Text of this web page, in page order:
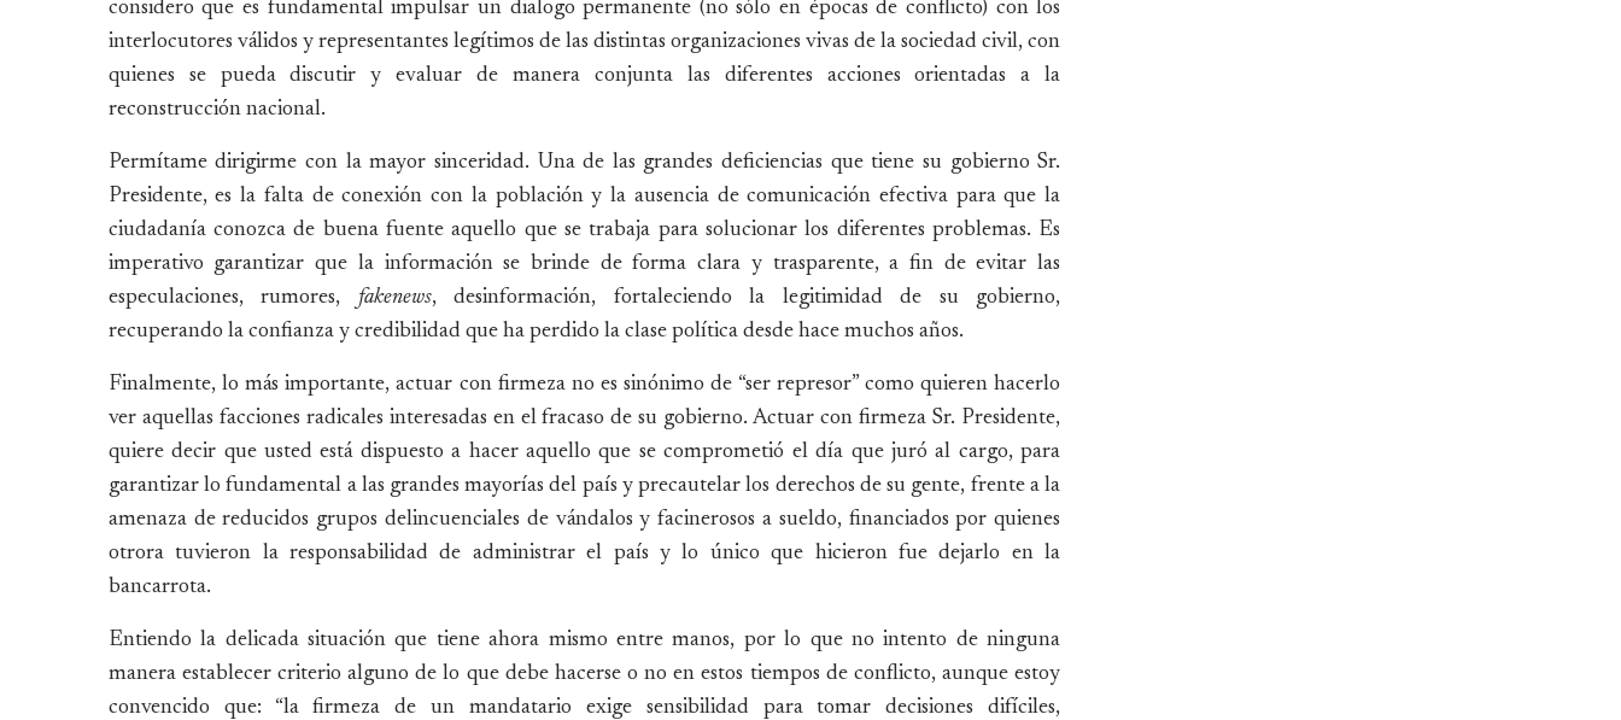
considero que es fundamental impulsar un dialogo permanente (no sólo en épocas de conflicto) con los
interlocutores válidos y representantes legítimos de las distintas organizaciones vivas de la sociedad civil, con
quienes se pueda discutir y evaluar de manera conjunta las diferentes acciones orientadas a la
reconstrucción nacional.
Permítame dirigirme con la mayor sinceridad. Una de las grandes deficiencias que tiene su gobierno Sr.
Presidente, es la falta de conexión con la población y la ausencia de comunicación efectiva para que la
ciudadanía conozca de buena fuente aquello que se trabaja para solucionar los diferentes problemas. Es
imperativo garantizar que la información se brinde de forma clara y trasparente, a fin de evitar las
especulaciones, rumores, fakenews, desinformación, fortaleciendo la legitimidad de su gobierno,
recuperando la confianza y credibilidad que ha perdido la clase política desde hace muchos años.
Finalmente, lo más importante, actuar con firmeza no es sinónimo de “ser represor” como quieren hacerlo
ver aquellas facciones radicales interesadas en el fracaso de su gobierno. Actuar con firmeza Sr. Presidente,
quiere decir que usted está dispuesto a hacer aquello que se comprometió el día que juró al cargo, para
garantizar lo fundamental a las grandes mayorías del país y precautelar los derechos de su gente, frente a la
amenaza de reducidos grupos delincuenciales de vándalos y facinerosos a sueldo, financiados por quienes
otrora tuvieron la responsabilidad de administrar el país y lo único que hicieron fue dejarlo en la
bancarrota.
Entiendo la delicada situación que tiene ahora mismo entre manos, por lo que no intento de ninguna
manera establecer criterio alguno de lo que debe hacerse o no en estos tiempos de conflicto, aunque estoy
convencido que: “la firmeza de un mandatario exige sensibilidad para tomar decisiones difíciles,